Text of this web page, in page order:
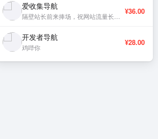
爱收集导航 ¥36.00
开发者导航
鸡哔你
¥28.00